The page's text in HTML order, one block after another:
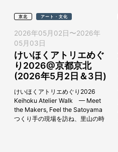
京北 アート・文化
2026年05月02日 〜2026年
05月03日
けいほくアトリエめぐ
り2026@京都京北
(2026年5月2日＆3日)
けいほくアトリエめぐり2026
Keihoku Atelier Walk — Meet
the Makers, Feel the Satoyama
つくり手の現場を訪ね、里山の時